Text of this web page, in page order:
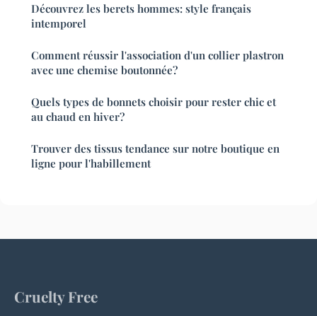
Découvrez les berets hommes: style français
intemporel
Comment réussir l'association d'un collier plastron
avec une chemise boutonnée?
Quels types de bonnets choisir pour rester chic et
au chaud en hiver?
Trouver des tissus tendance sur notre boutique en
ligne pour l'habillement
Cruelty Free